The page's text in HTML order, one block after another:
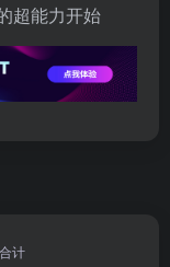
超能力开始